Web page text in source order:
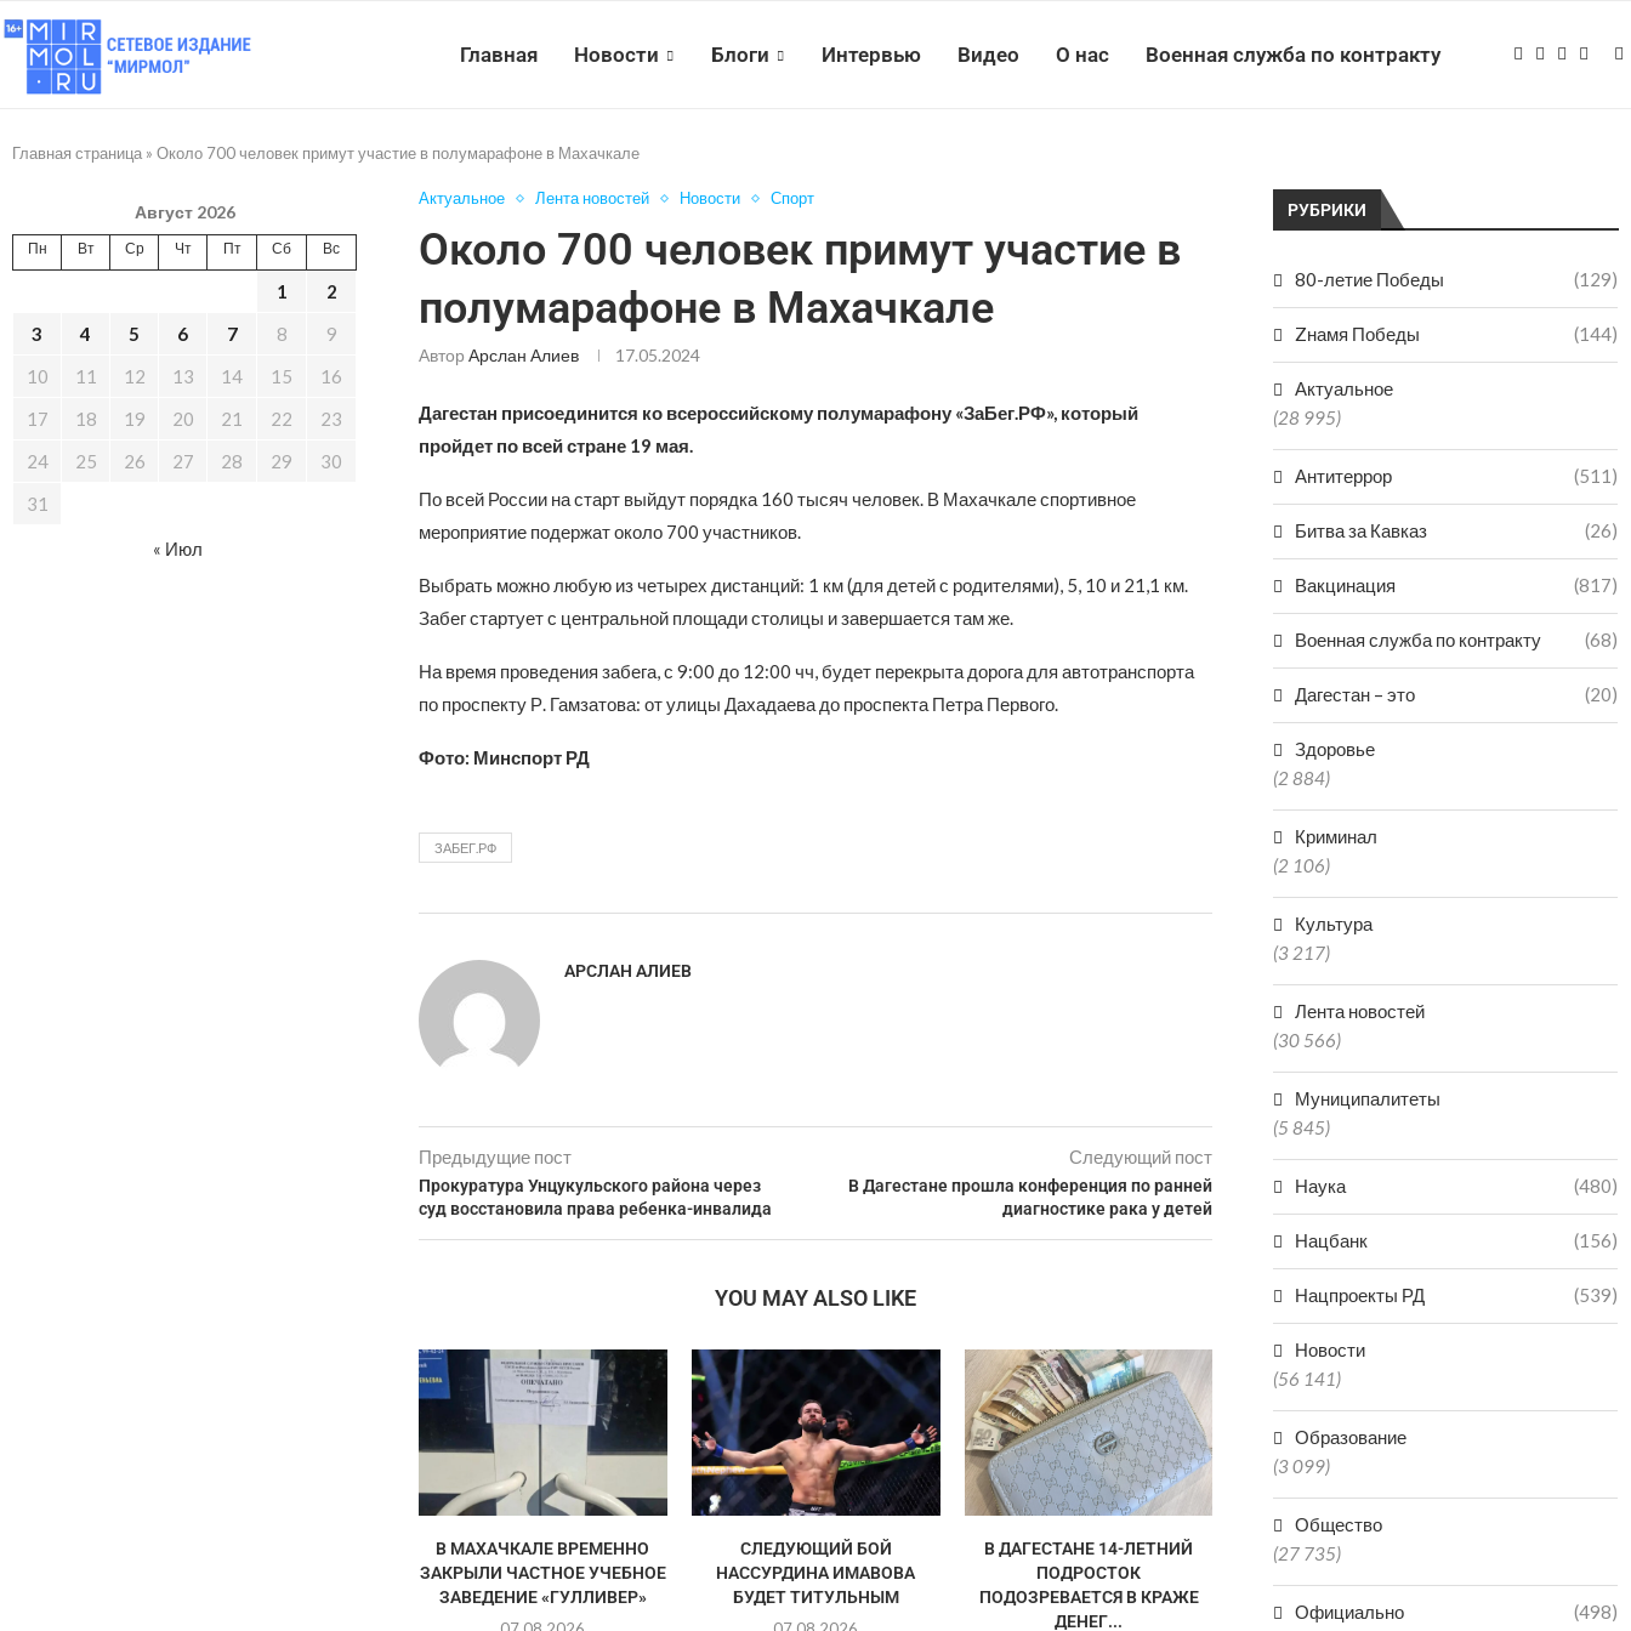
Главная Новости Блоги Интервью Видео О нас Военная служба по контракту
Главная страница » Около 700 человек примут участие в полумарафоне в Махачкале
Актуальное Лента новостей Новости Спорт
Около 700 человек примут участие в
полумарафоне в Махачкале
Автор Арслан Алиев 17.05.2024
Дагестан присоединится ко всероссийскому полумарафону «ЗаБег.РФ», который
пройдет по всей стране 19 мая.
По всей России на старт выйдут порядка 160 тысяч человек. В Махачкале спортивное
мероприятие подержат около 700 участников.
Выбрать можно любую из четырех дистанций: 1 км (для детей с родителями), 5, 10 и 21,1 км.
Забег стартует с центральной площади столицы и завершается там же.
На время проведения забега, с 9:00 до 12:00 чч, будет перекрыта дорога для автотранспорта
по проспекту Р. Гамзатова: от улицы Дахадаева до проспекта Петра Первого.
Фото: Минспорт РД
ЗАБЕГ.РФ
АРСЛАН АЛИЕВ
Предыдущие пост
Прокуратура Унцукульского района через
суд восстановила права ребенка-инвалида
Следующий пост
В Дагестане прошла конференция по ранней
диагностике рака у детей
YOU MAY ALSO LIKE
В МАХАЧКАЛЕ ВРЕМЕННО
ЗАКРЫЛИ ЧАСТНОЕ УЧЕБНОЕ
ЗАВЕДЕНИЕ «ГУЛЛИВЕР»
СЛЕДУЮЩИЙ БОЙ
НАССУРДИНА ИМАВОВА
БУДЕТ ТИТУЛЬНЫМ
В ДАГЕСТАНЕ 14-ЛЕТНИЙ
ПОДРОСТОК
ПОДОЗРЕВАЕТСЯ В КРАЖЕ
ДЕНЕГ...
В ДАГЕСТАНЕ ОЧИСТЯТ
РУБРИКИ
80-летие Победы (129)
Zнамя Победы (144)
Актуальное
(28 995)
Антитеррор (511)
Битва за Кавказ (26)
Вакцинация (817)
Военная служба по контракту (68)
Дагестан – это (20)
Здоровье
(2 884)
Криминал
(2 106)
Культура
(3 217)
Лента новостей
(30 566)
Муниципалитеты
(5 845)
Наука (480)
Нацбанк (156)
Нацпроекты РД (539)
Новости
(56 141)
Образование
(3 099)
Общество
(27 735)
Официально (498)
Август 2026
Пн Вт Ср Чт Пт Сб Вс
1
2
3
4 5 6 7 8
9
10
11 12 13 14 15
16
17
18 19 20 21 22
23
24
25 26 27 28 29
30
31
« Июл